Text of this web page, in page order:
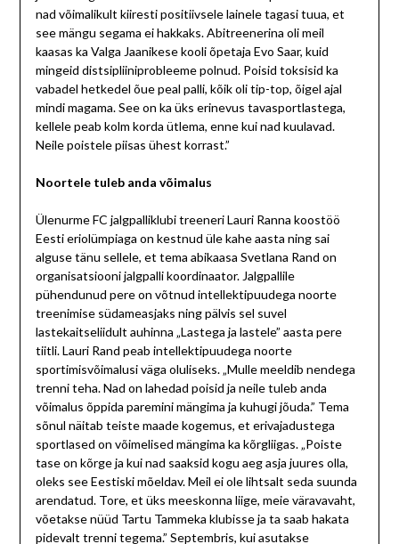
nad võimalikult kiiresti positiivsele lainele tagasi tuua, et
see mängu segama ei hakkaks. Abitreenerina oli meil
kaasas ka Valga Jaanikese kooli õpetaja Evo Saar, kuid
mingeid distsipliiniprobleeme polnud. Poisid toksisid ka
vabadel hetkedel õue peal palli, kõik oli tip-top, õigel ajal
mindi magama. See on ka üks erinevus tavasportlastega,
kellele peab kolm korda ütlema, enne kui nad kuulavad.
Neile poistele piisas ühest korrast.”
Noortele tuleb anda võimalus
Ülenurme FC jalgpalliklubi treeneri Lauri Ranna koostöö
Eesti eriolümpiaga on kestnud üle kahe aasta ning sai
alguse tänu sellele, et tema abikaasa Svetlana Rand on
organisatsiooni jalgpalli koordinaator. Jalgpallile
pühendunud pere on võtnud intellektipuudega noorte
treenimise südameasjaks ning pälvis sel suvel
lastekaitseliidult auhinna „Lastega ja lastele” aasta pere
tiitli. Lauri Rand peab intellektipuudega noorte
sportimisvõimalusi väga oluliseks. „Mulle meeldib nendega
trenni teha. Nad on lahedad poisid ja neile tuleb anda
võimalus õppida paremini mängima ja kuhugi jõuda.” Tema
sõnul näitab teiste maade kogemus, et erivajadustega
sportlased on võimelised mängima ka kõrgliigas. „Poiste
tase on kõrge ja kui nad saaksid kogu aeg asja juures olla,
oleks see Eestiski mõeldav. Meil ei ole lihtsalt seda suunda
arendatud. Tore, et üks meeskonna liige, meie väravavaht,
võetakse nüüd Tartu Tammeka klubisse ja ta saab hakata
pidevalt trenni tegema.” Septembris, kui asutakse